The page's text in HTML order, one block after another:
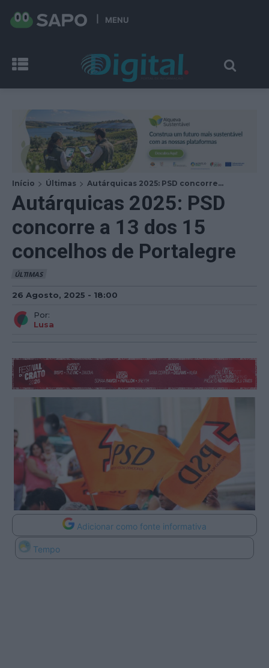
MENU
Início Últimas Autárquicas 2025: PSD concorre...
Autárquicas 2025: PSD
concorre a 13 dos 15
concelhos de Portalegre
ÚLTIMAS
26 Agosto, 2025 - 18:00
Por:
Lusa
Adicionar como fonte informativa
Tempo